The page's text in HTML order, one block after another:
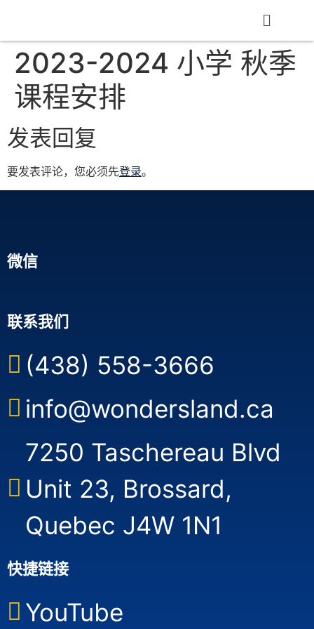
2023-2024 小学 秋季
课程安排
发表回复
要发表评论，您必须先登录。
微信
联系我们
(438) 558-3666
info@wondersland.ca
7250 Taschereau Blvd
Unit 23, Brossard,
Quebec J4W 1N1
快捷链接
YouTube